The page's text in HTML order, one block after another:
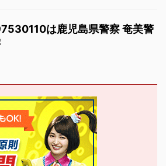
は鹿児島県警察 奄美警